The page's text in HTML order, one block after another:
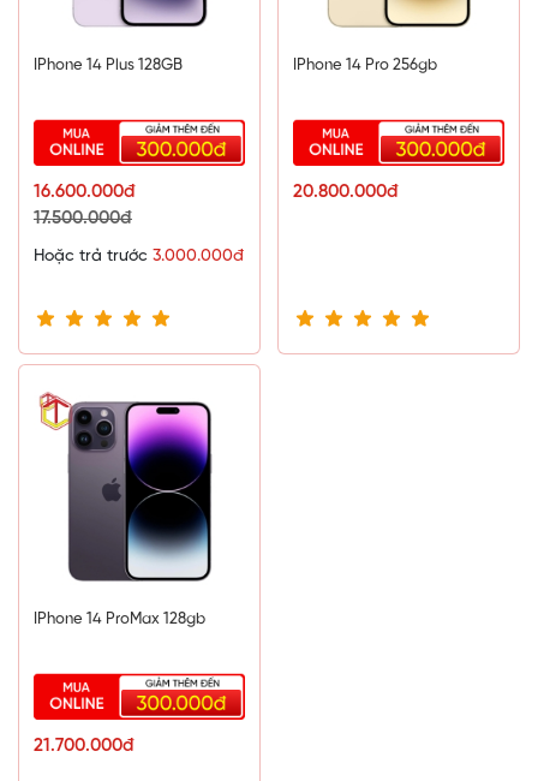
IPhone 14 Plus 128GB
16.600.000đ
17.500.000đ
Hoặc trả trước 3.000.000đ
IPhone 14 Pro 256gb
20.800.000đ
IPhone 14 ProMax 128gb
21.700.000đ